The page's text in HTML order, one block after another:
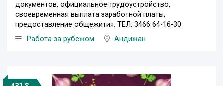
документов, официальное трудоустройство,
своевременная выплата заработной платы,
предоставление общежития. ТЕЛ: 3466 64-16-30
Работа за рубежом
Андижан